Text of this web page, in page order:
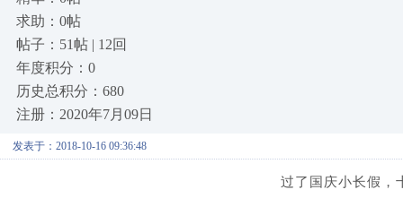
求助：0帖
帖子：51帖 | 12回
年度积分：0
历史总积分：680
注册：2020年7月09日
发表于：2018-10-16 09:36:48
过了国庆小长假，